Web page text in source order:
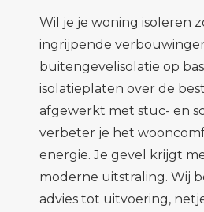
Wil je je woning isoleren
ingrijpende
buitengevelisolatie op
isolatieplaten over de
afgewerkt met stuc- en
verbeter je het
energie. Je gevel krijgt
moderne uitstraling. Wij
advies tot uitvoering,